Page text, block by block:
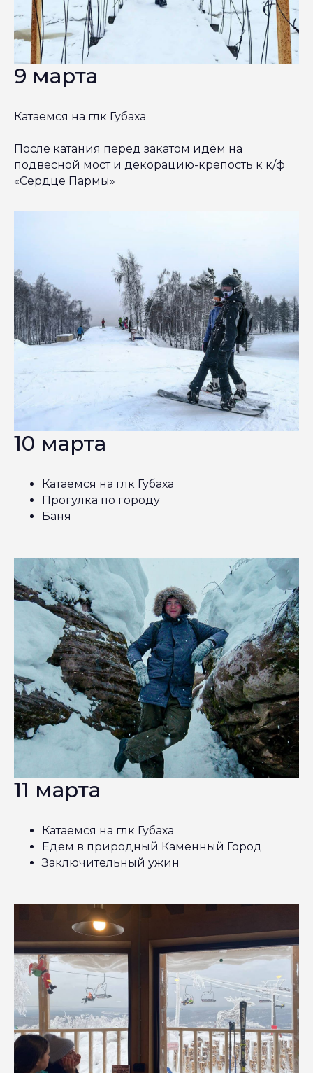
9 марта
Катаемся на глк Губаха
После катания перед закатом идём на
подвесной мост и декорацию-крепость к к/ф
«Сердце Пармы»
10 марта
Катаемся на глк Губаха
Прогулка по городу
Баня
11 марта
Катаемся на глк Губаха
Едем в природный Каменный Город
Заключительный ужин